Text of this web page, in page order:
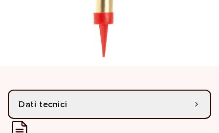
Dati tecnici